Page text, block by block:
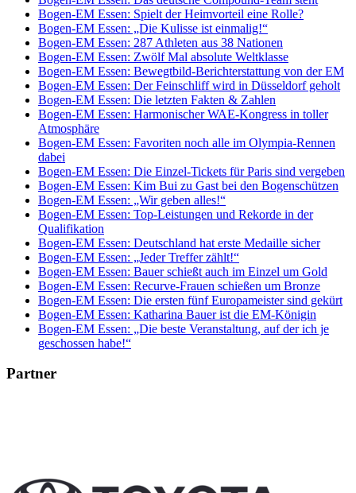
Bogen-EM Essen: Spielt der Heimvorteil eine Rolle?
Bogen-EM Essen: „Die Kulisse ist einmalig!“
Bogen-EM Essen: 287 Athleten aus 38 Nationen
Bogen-EM Essen: Zwölf Mal absolute Weltklasse
Bogen-EM Essen: Bewegtbild-Berichterstattung von der EM
Bogen-EM Essen: Der Feinschliff wird in Düsseldorf geholt
Bogen-EM Essen: Die letzten Fakten & Zahlen
Bogen-EM Essen: Harmonischer WAE-Kongress in toller
Atmosphäre
Bogen-EM Essen: Favoriten noch alle im Olympia-Rennen
dabei
Bogen-EM Essen: Die Einzel-Tickets für Paris sind vergeben
Bogen-EM Essen: Kim Bui zu Gast bei den Bogenschützen
Bogen-EM Essen: „Wir geben alles!“
Bogen-EM Essen: Top-Leistungen und Rekorde in der
Qualifikation
Bogen-EM Essen: Deutschland hat erste Medaille sicher
Bogen-EM Essen: „Jeder Treffer zählt!“
Bogen-EM Essen: Bauer schießt auch im Einzel um Gold
Bogen-EM Essen: Recurve-Frauen schießen um Bronze
Bogen-EM Essen: Die ersten fünf Europameister sind gekürt
Bogen-EM Essen: Katharina Bauer ist die EM-Königin
Bogen-EM Essen: „Die beste Veranstaltung, auf der ich je
geschossen habe!“
Partner